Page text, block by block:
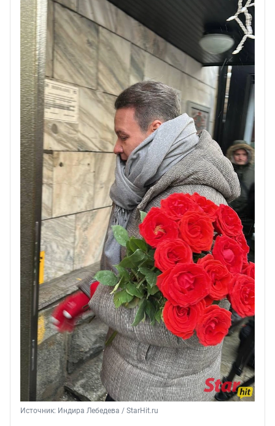
Источник: Индира Лебедева / StarHit.ru